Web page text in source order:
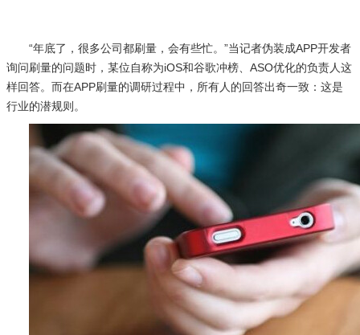
“年底了，很多公司都刷量，会有些忙。”当记者伪装成APP开发者
询问刷量的问题时，某位自称为iOS和谷歌冲榜、ASO优化的负责人这
样回答。而在APP刷量的调研过程中，所有人的回答出奇一致：这是
行业的潜规则。